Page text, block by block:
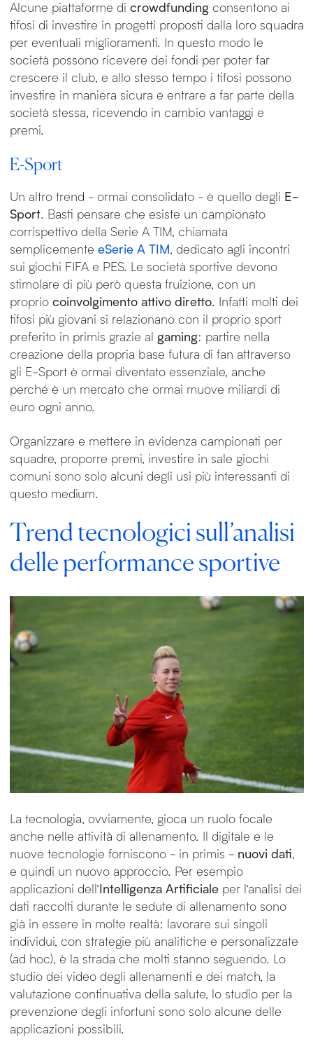
Alcune piattaforme di crowdfundingconsentono ai
tifosi di investire in progetti proposti dalla loro squadra
per eventuali miglioramenti. In questo modo le
società possono ricevere dei fondi per poter far
crescere il club, e allo stesso tempo i tifosi possono
investire in maniera sicura e entrare a far parte della
società stessa, ricevendo in cambio vantaggi e
premi.
E-Sport
Un altro trend - ormai consolidato - è quello degli E-
Sport. Basti pensare che esiste un campionato
corrispettivo della Serie A TIM, chiamata
semplicemente eSerie A TIM, dedicato agli incontri
sui giochi FIFA e PES. Le società sportive devono
stimolare di più però questa fruizione, con un
proprio coinvolgimento attivo diretto. Infatti molti dei
tifosi più giovani si relazionano con il proprio sport
preferito in primis grazie al gaming: partire nella
creazione della propria base futura di fan attraverso
gli E-Sport è ormai diventato essenziale, anche
perché è un mercato che ormai muove miliardi di
euro ogni anno.
Organizzare e mettere in evidenza campionati per
squadre, proporre premi, investire in sale giochi
comuni sono solo alcuni degli usi più interessanti di
questo medium.
Trend tecnologici sull’analisi
delle performance sportive
La tecnologia, ovviamente, gioca un ruolo focale
anche nelle attività di allenamento. Il digitale e le
nuove tecnologie forniscono - in primis - nuovi dati,
e quindi un nuovo approccio. Per esempio
applicazioni dell’Intelligenza Artificialeper l’analisi dei
dati raccolti durante le sedute di allenamento sono
già in essere in molte realtà: lavorare sui singoli
individui, con strategie più analitiche e personalizzate
(ad hoc), è la strada che molti stanno seguendo. Lo
studio dei video degli allenamenti e dei match, la
valutazione continuativa della salute, lo studio per la
prevenzione degli infortuni sono solo alcune delle
applicazioni possibili.